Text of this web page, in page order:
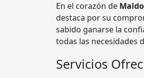
En el corazón de
destaca por su
sabido ganarse la
todas las necesidades
Servicios